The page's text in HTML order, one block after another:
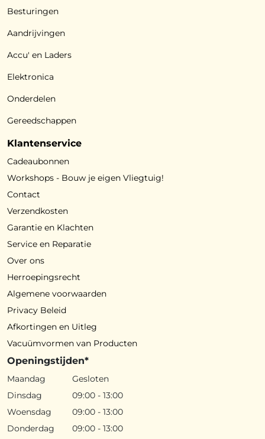
Besturingen
Aandrijvingen
Accu' en Laders
Elektronica
Onderdelen
Gereedschappen
Klantenservice
Cadeaubonnen
Workshops - Bouw je eigen Vliegtuig!
Contact
Verzendkosten
Garantie en Klachten
Service en Reparatie
Over ons
Herroepingsrecht
Algemene voorwaarden
Privacy Beleid
Afkortingen en Uitleg
Vacuümvormen van Producten
Openingstijden*
Maandag
Gesloten
Dinsdag
09:00 - 13:00
Woensdag
09:00 - 13:00
Donderdag
09:00 - 13:00